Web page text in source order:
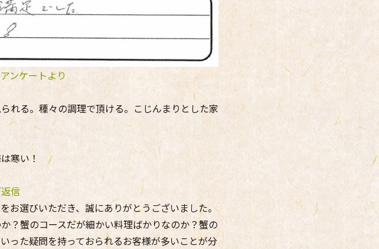
ンケートより
れる。種々の調理で頂ける。こじんまりとした家
寒い！
信
お選びいただき、誠にありがとうございました。
？蟹のコースだが細かい料理ばかりなのか？蟹の
った疑問を持っておられるお客様が多いことが分